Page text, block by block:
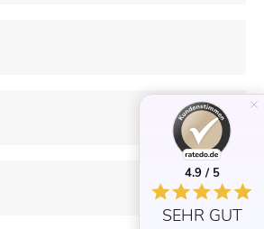
4.9 / 5
SEHR GUT